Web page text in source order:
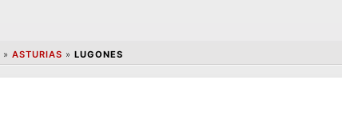
» ASTURIAS » LUGONES